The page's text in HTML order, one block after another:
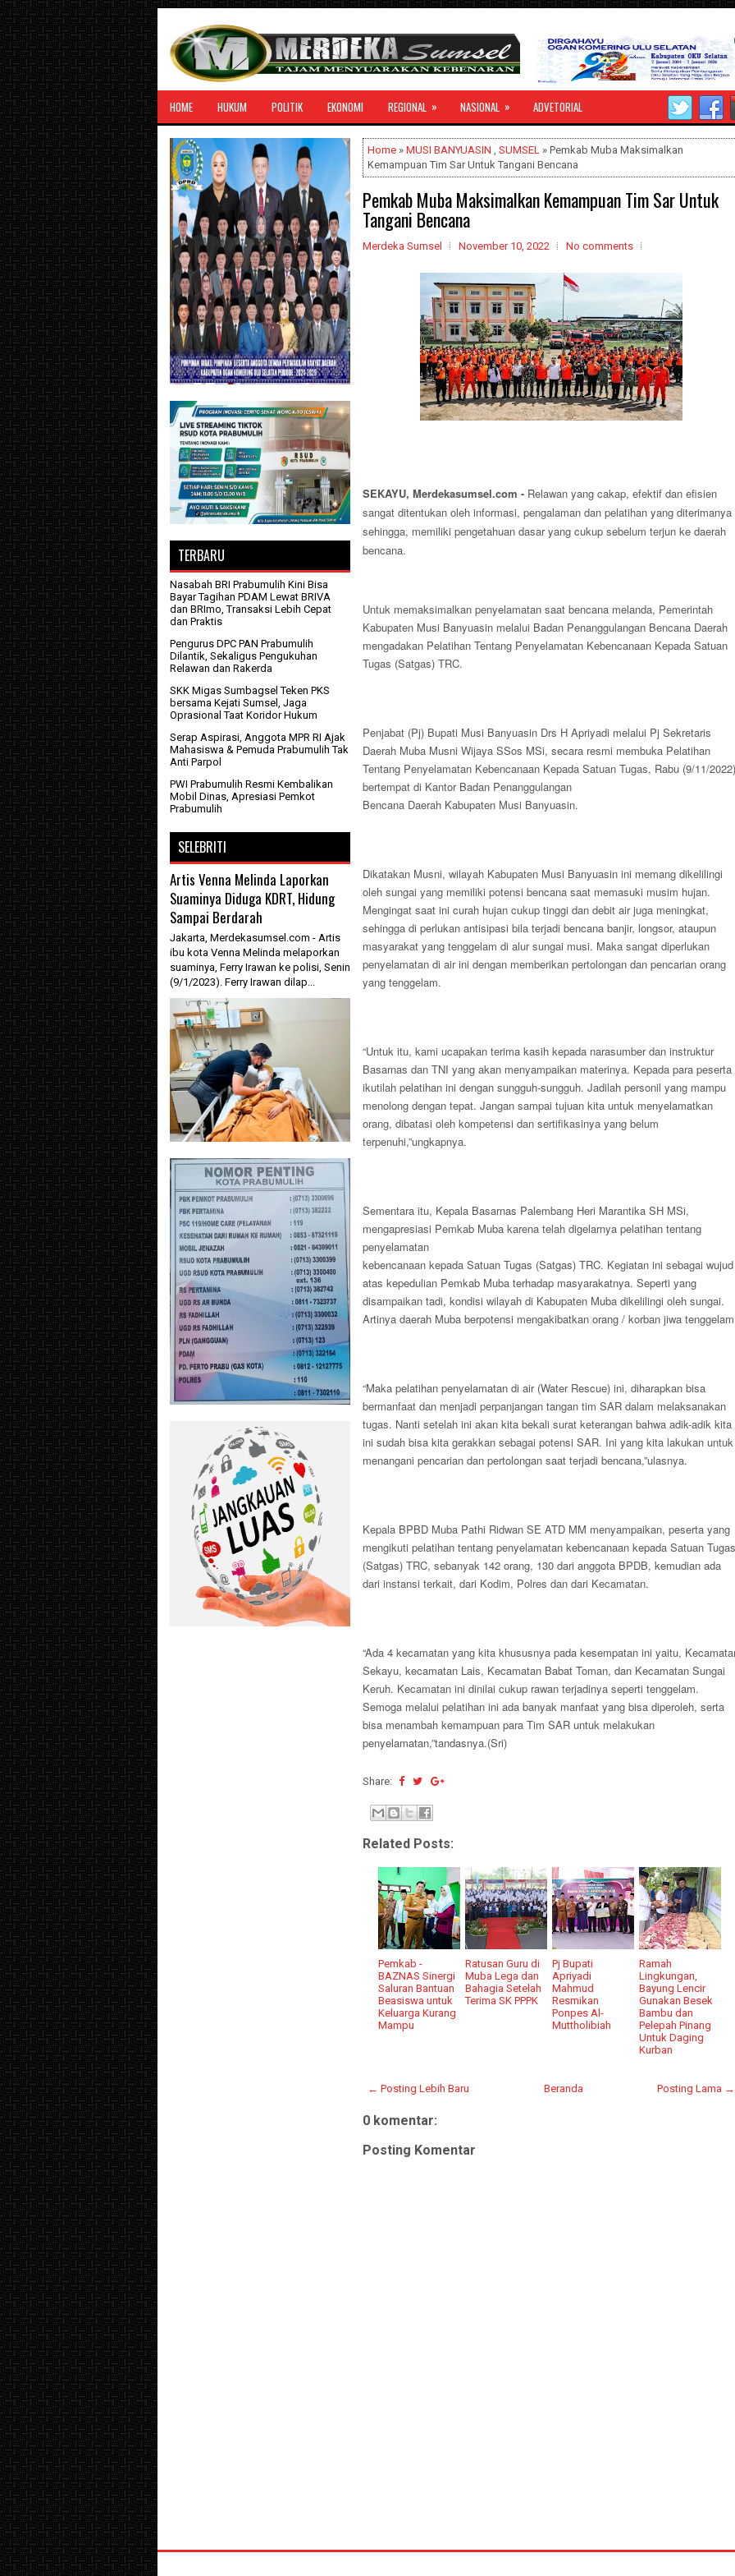
HOME HUKUM POLITIK EKONOMI REGIONAL » NASIONAL » ADVETORIAL
Home » MUSI BANYUASIN , SUMSEL » Pemkab Muba Maksimalkan
Kemampuan Tim Sar Untuk Tangani Bencana
Pemkab Muba Maksimalkan Kemampuan Tim Sar Untuk
Tangani Bencana
Merdeka Sumsel November 10, 2022 No comments
SEKAYU, Merdekasumsel.com - Relawan yang cakap, efektif dan efisien
sangat ditentukan oleh informasi, pengalaman dan pelatihan yang diterimanya
sehingga, memiliki pengetahuan dasar yang cukup sebelum terjun ke daerah
bencana.
Untuk memaksimalkan penyelamatan saat bencana melanda, Pemerintah
Kabupaten Musi Banyuasin melalui Badan Penanggulangan Bencana Daerah
mengadakan Pelatihan Tentang Penyelamatan Kebencanaan Kepada Satuan
Tugas (Satgas) TRC.
Penjabat (Pj) Bupati Musi Banyuasin Drs H Apriyadi melalui Pj Sekretaris
Daerah Muba Musni Wijaya SSos MSi, secara resmi membuka Pelatihan
Tentang Penyelamatan Kebencanaan Kepada Satuan Tugas, Rabu (9/11/2022)
bertempat di Kantor Badan Penanggulangan
Bencana Daerah Kabupaten Musi Banyuasin.
Dikatakan Musni, wilayah Kabupaten Musi Banyuasin ini memang dikelilingi
oleh sungai yang memiliki potensi bencana saat memasuki musim hujan.
Mengingat saat ini curah hujan cukup tinggi dan debit air juga meningkat,
sehingga di perlukan antisipasi bila terjadi bencana banjir, longsor, ataupun
masyarakat yang tenggelam di alur sungai musi. Maka sangat diperlukan
penyelamatan di air ini dengan memberikan pertolongan dan pencarian orang
yang tenggelam.
“Untuk itu, kami ucapakan terima kasih kepada narasumber dan instruktur
Basarnas dan TNI yang akan menyampaikan materinya. Kepada para peserta
ikutilah pelatihan ini dengan sungguh-sungguh. Jadilah personil yang mampu
menolong dengan tepat. Jangan sampai tujuan kita untuk menyelamatkan
orang, dibatasi oleh kompetensi dan sertifikasinya yang belum
terpenuhi,”ungkapnya.
Sementara itu, Kepala Basarnas Palembang Heri Marantika SH MSi,
mengapresiasi Pemkab Muba karena telah digelarnya pelatihan tentang
penyelamatan
kebencanaan kepada Satuan Tugas (Satgas) TRC. Kegiatan ini sebagai wujud
atas kepedulian Pemkab Muba terhadap masyarakatnya. Seperti yang
disampaikan tadi, kondisi wilayah di Kabupaten Muba dikelilingi oleh sungai.
Artinya daerah Muba berpotensi mengakibatkan orang / korban jiwa
“Maka pelatihan penyelamatan di air (Water Rescue) ini, diharapkan bisa
bermanfaat dan menjadi perpanjangan tangan tim SAR dalam melaksanakan
tugas. Nanti setelah ini akan kita bekali surat keterangan bahwa adik-adik kita
ini sudah bisa kita gerakkan sebagai potensi SAR. Ini yang kita lakukan untuk
menangani pencarian dan pertolongan saat terjadi bencana,”ulasnya.
Kepala BPBD Muba Pathi Ridwan SE ATD MM menyampaikan, peserta yang
mengikuti pelatihan tentang penyelamatan kebencanaan kepada Satuan Tugas
(Satgas) TRC, sebanyak 142 orang, 130 dari anggota BPDB, kemudian ada
dari instansi terkait, dari Kodim, Polres dan dari Kecamatan.
“Ada 4 kecamatan yang kita khususnya pada kesempatan ini yaitu,
Sekayu, kecamatan Lais, Kecamatan Babat Toman, dan Kecamatan Sungai
Keruh. Kecamatan ini dinilai cukup rawan terjadinya seperti tenggelam.
Semoga melalui pelatihan ini ada banyak manfaat yang bisa diperoleh, serta
bisa menambah kemampuan para Tim SAR untuk melakukan
penyelamatan,”tandasnya.(Sri)
Share:
Related Posts:
Pemkab -
BAZNAS Sinergi
Saluran Bantuan
Beasiswa untuk
Keluarga Kurang
Mampu
Ratusan Guru di
Muba Lega dan
Bahagia Setelah
Terima SK PPPK
Pj Bupati
Apriyadi
Mahmud
Resmikan
Ponpes Al-
Muttholibiah
Ramah
Lingkungan,
Bayung Lencir
Gunakan Besek
Bambu dan
Pelepah Pinang
Untuk Daging
Kurban
← Posting Lebih Baru Posting Lama →
Beranda
0 komentar:
Posting Komentar
TERBARU
Nasabah BRI Prabumulih Kini Bisa
Bayar Tagihan PDAM Lewat BRIVA
dan BRImo, Transaksi Lebih Cepat
dan Praktis
Pengurus DPC PAN Prabumulih
Dilantik, Sekaligus Pengukuhan
Relawan dan Rakerda
SKK Migas Sumbagsel Teken PKS
bersama Kejati Sumsel, Jaga
Oprasional Taat Koridor Hukum
Serap Aspirasi, Anggota MPR RI Ajak
Mahasiswa & Pemuda Prabumulih Tak
Anti Parpol
PWI Prabumulih Resmi Kembalikan
Mobil Dinas, Apresiasi Pemkot
Prabumulih
SELEBRITI
Artis Venna Melinda Laporkan
Suaminya Diduga KDRT, Hidung
Sampai Berdarah
Jakarta, Merdekasumsel.com - Artis
ibu kota Venna Melinda melaporkan
suaminya, Ferry Irawan ke polisi, Senin
(9/1/2023). Ferry Irawan dilap...